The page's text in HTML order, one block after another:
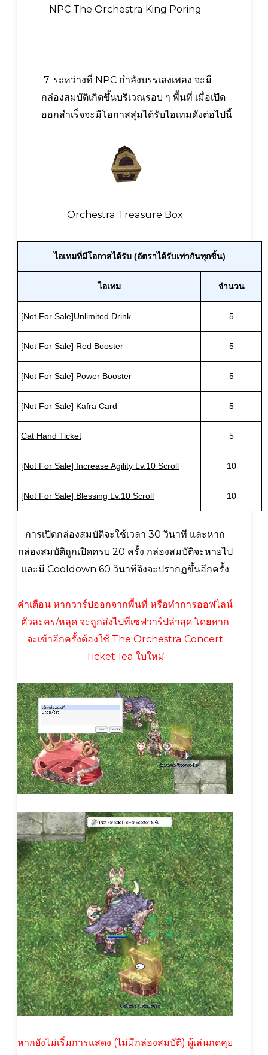
NPC The Orchestra King Poring
7. ระหว่างที่ NPC กำลังบรรเลงเพลง จะมี
กล่องสมบัติเกิดขึ้นบริเวณรอบ ๆ พื้นที่ เมื่อเปิด
ออกสำเร็จจะมีโอกาสสุ่มได้รับไอเทมดังต่อไปนี้
Orchestra Treasure Box
ไอเทมที่มีโอกาสได้รับ (อัตราได้รับเท่ากันทุกชิ้น)
ไอเทม จำนวน
[Not For Sale]Unlimited Drink 5
[Not For Sale] Red Booster 5
[Not For Sale] Power Booster 5
[Not For Sale] Kafra Card 5
Cat Hand Ticket 5
[Not For Sale] Increase Agility Lv.10 Scroll 10
[Not For Sale] Blessing Lv.10 Scroll 10
การเปิดกล่องสมบัติจะใช้เวลา 30 วินาที และหาก
กล่องสมบัติถูกเปิดครบ 20 ครั้ง กล่องสมบัติจะหายไป
และมี Cooldown 60 วินาทีจึงจะปรากฏขึ้นอีกครั้ง
คำเตือน หากวาร์ปออกจากพื้นที่ หรือทำการออฟไลน์
ตัวละคร/หลุด จะถูกส่งไปที่เซฟวาร์ปล่าสุด โดยหาก
จะเข้าอีกครั้งต้องใช้ The Orchestra Concert
Ticket 1ea ใบใหม่
หากยังไม่เริ่มการแสดง (ไม่มีกล่องสมบัติ) ผู้เล่นกดคุย